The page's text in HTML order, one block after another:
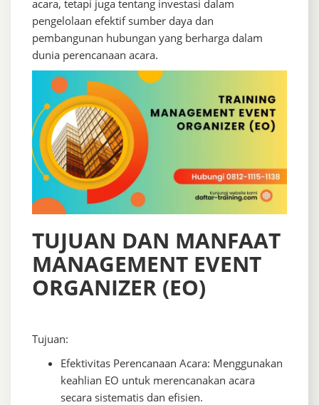
acara, tetapi juga tentang investasi dalam
pengelolaan efektif sumber daya dan
pembangunan hubungan yang berharga dalam
dunia perencanaan acara.
TUJUAN DAN MANFAAT
MANAGEMENT EVENT
ORGANIZER (EO)
Tujuan:
Efektivitas Perencanaan Acara: Menggunakan
keahlian EO untuk merencanakan acara
secara sistematis dan efisien.